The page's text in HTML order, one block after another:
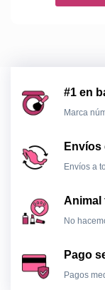
#1 en
Marca
Envíos
Envíos a
Animal
No
Pago
Pagos